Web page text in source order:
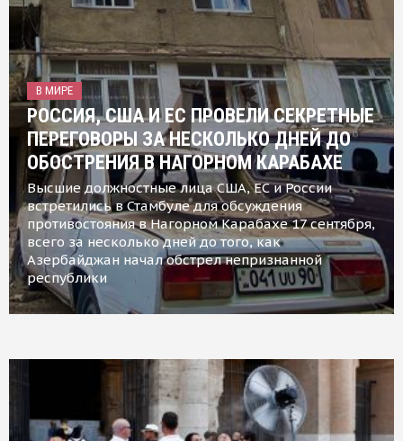
В МИРЕ
РОССИЯ, США И ЕС ПРОВЕЛИ СЕКРЕТНЫЕ
ПЕРЕГОВОРЫ ЗА НЕСКОЛЬКО ДНЕЙ ДО
ОБОСТРЕНИЯ В НАГОРНОМ КАРАБАХЕ
Высшие должностные лица США, ЕС и России
встретились в Стамбуле для обсуждения
противостояния в Нагорном Карабахе 17 сентября,
всего за несколько дней до того, как
Азербайджан начал обстрел непризнанной
республики